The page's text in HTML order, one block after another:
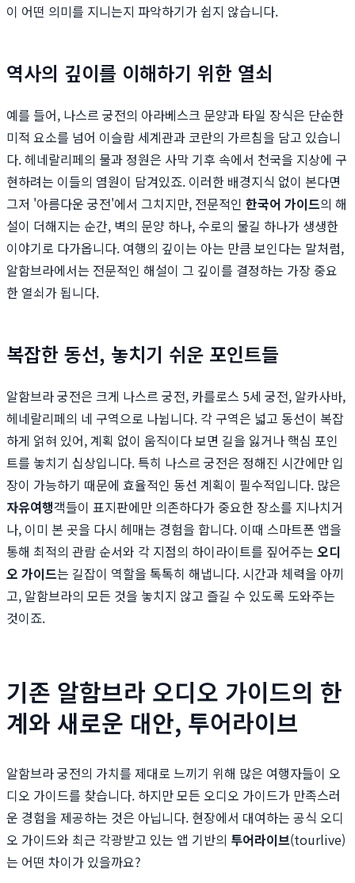
이 어떤 의미를 지니는지 파악하기가 쉽지 않습니다.
역사의 깊이를 이해하기 위한 열쇠
예를 들어, 나스르 궁전의 아라베스크 문양과 타일 장식은 단순한
미적 요소를 넘어 이슬람 세계관과 코란의 가르침을 담고 있습니
다. 헤네랄리페의 물과 정원은 사막 기후 속에서 천국을 지상에 구
현하려는 이들의 염원이 담겨있죠. 이러한 배경지식 없이 본다면
그저 '아름다운 궁전'에서 그치지만, 전문적인 한국어 가이드의 해
설이 더해지는 순간, 벽의 문양 하나, 수로의 물길 하나가 생생한
이야기로 다가옵니다. 여행의 깊이는 아는 만큼 보인다는 말처럼,
알함브라에서는 전문적인 해설이 그 깊이를 결정하는 가장 중요
한 열쇠가 됩니다.
복잡한 동선, 놓치기 쉬운 포인트들
알함브라 궁전은 크게 나스르 궁전, 카를로스 5세 궁전, 알카사바,
헤네랄리페의 네 구역으로 나뉩니다. 각 구역은 넓고 동선이 복잡
하게 얽혀 있어, 계획 없이 움직이다 보면 길을 잃거나 핵심 포인
트를 놓치기 십상입니다. 특히 나스르 궁전은 정해진 시간에만 입
장이 가능하기 때문에 효율적인 동선 계획이 필수적입니다. 많은
자유여행객들이 표지판에만 의존하다가 중요한 장소를 지나치거
나, 이미 본 곳을 다시 헤매는 경험을 합니다. 이때 스마트폰 앱을
통해 최적의 관람 순서와 각 지점의 하이라이트를 짚어주는 오디
오 가이드는 길잡이 역할을 톡톡히 해냅니다. 시간과 체력을 아끼
고, 알함브라의 모든 것을 놓치지 않고 즐길 수 있도록 도와주는
것이죠.
기존 알함브라 오디오 가이드의 한
계와 새로운 대안, 투어라이브
알함브라 궁전의 가치를 제대로 느끼기 위해 많은 여행자들이 오
디오 가이드를 찾습니다. 하지만 모든 오디오 가이드가 만족스러
운 경험을 제공하는 것은 아닙니다. 현장에서 대여하는 공식 오디
오 가이드와 최근 각광받고 있는 앱 기반의 투어라이브(tourlive)
는 어떤 차이가 있을까요?